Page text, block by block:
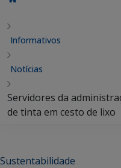
Informativos
Notícias
Servidores da
de tinta em cesto de lixo
Sustentabilidade